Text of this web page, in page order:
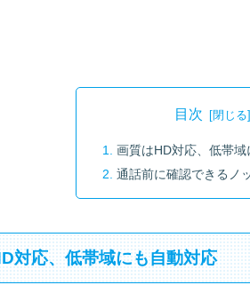
目次
画質はHD対応、低帯
通話前に確認できるノ
対応、低帯域にも自動対応